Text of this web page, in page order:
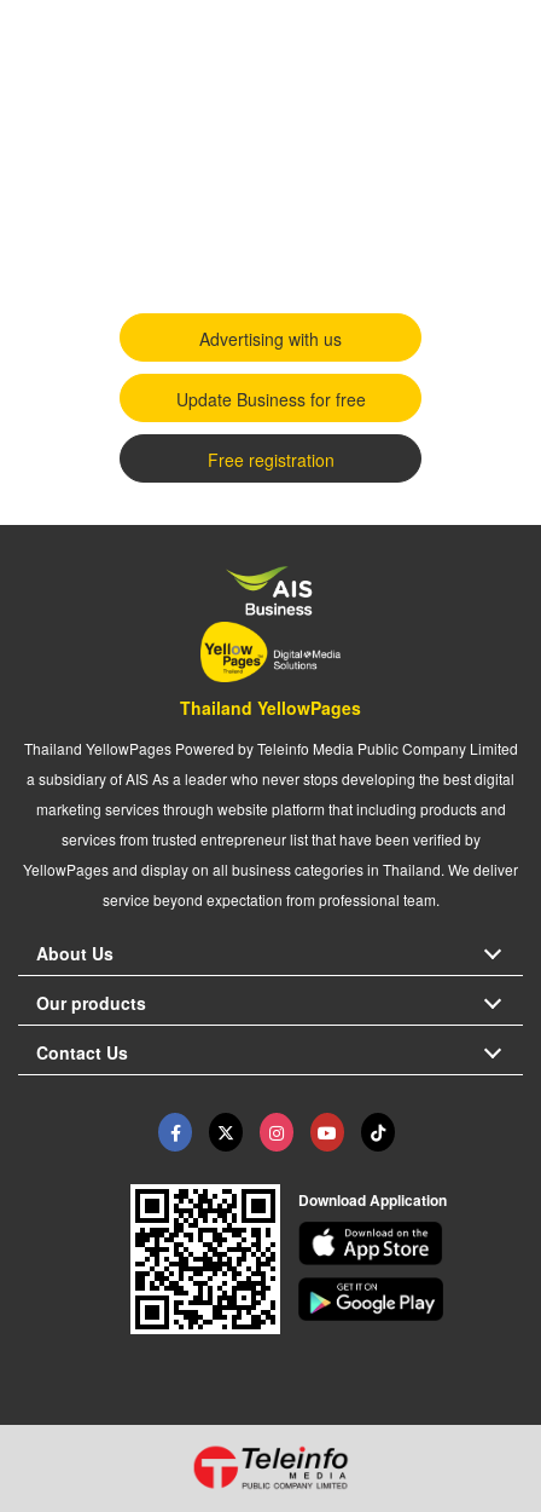
Advertising with us
Update Business for free
Free registration
Thailand YellowPages
Thailand YellowPages Powered by Teleinfo Media Public Company Limited
a subsidiary of AIS As a leader who never stops developing the best digital
marketing services through website platform that including products and
services from trusted entrepreneur list that have been verified by
YellowPages and display on all business categories in Thailand. We deliver
service beyond expectation from professional team.
About Us
Our products
Contact Us
Download Application